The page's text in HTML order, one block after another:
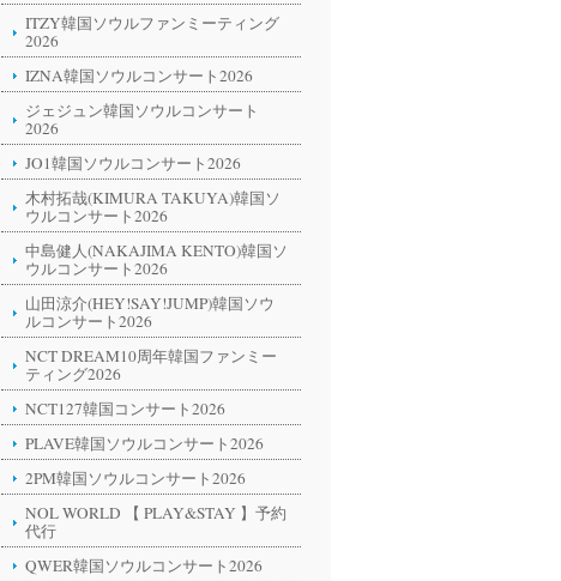
ITZY韓国ソウルファンミーティング
2026
IZNA韓国ソウルコンサート2026
ジェジュン韓国ソウルコンサート
2026
JO1韓国ソウルコンサート2026
木村拓哉(KIMURA TAKUYA)韓国ソ
ウルコンサート2026
中島健人(NAKAJIMA KENTO)韓国ソ
ウルコンサート2026
山田涼介(HEY!SAY!JUMP)韓国ソウ
ルコンサート2026
NCT DREAM10周年韓国ファンミー
ティング2026
NCT127韓国コンサート2026
PLAVE韓国ソウルコンサート2026
2PM韓国ソウルコンサート2026
NOL WORLD 【 PLAY&STAY 】予約
代行
QWER韓国ソウルコンサート2026